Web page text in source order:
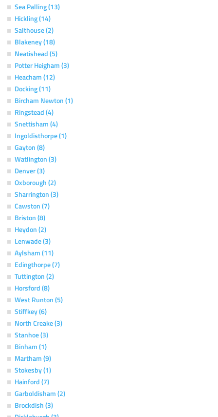
Sea Palling (13)
Hickling (14)
Salthouse (2)
Blakeney (18)
Neatishead (5)
Potter Heigham (3)
Heacham (12)
Docking (11)
Bircham Newton (1)
Ringstead (4)
Snettisham (4)
Ingoldisthorpe (1)
Gayton (8)
Watlington (3)
Denver (3)
Oxborough (2)
Sharrington (3)
Cawston (7)
Briston (8)
Heydon (2)
Lenwade (3)
Aylsham (11)
Edingthorpe (7)
Tuttington (2)
Horsford (8)
West Runton (5)
Stiffkey (6)
North Creake (3)
Stanhoe (3)
Binham (1)
Martham (9)
Stokesby (1)
Hainford (7)
Garboldisham (2)
Brockdish (3)